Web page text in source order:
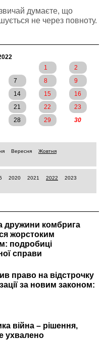
думаєте, що
не через повноту.
1
2
7 8
9
14 15
16
21 22
23
28 29
30
Вересня
Жовтня
2020 2021 2022
2023
дружини комбрига
жорстоким
подробиці
справи
право на відстрочку
за новим законом:
війна – рішення,
ухвалено